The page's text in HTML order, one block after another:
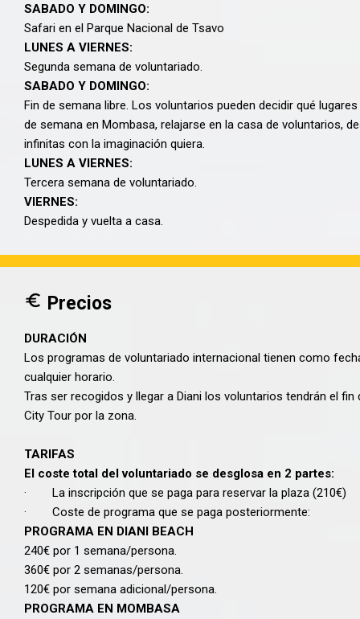
SABADO Y DOMINGO:
Safari en el Parque Nacional de Tsavo
LUNES A VIERNES:
Segunda semana de voluntariado.
SABADO Y DOMINGO:
Fin de semana libre. Los voluntarios pueden decidir qué
de semana en Mombasa, relajarse en la casa de voluntarios,
infinitas con la imaginación quiera.
LUNES A VIERNES:
Tercera semana de voluntariado.
VIERNES:
Despedida y vuelta a casa.
Precios
DURACIÓN
Los programas de voluntariado internacional tienen como
cualquier horario.
Tras ser recogidos y llegar a Diani los voluntarios tendrán el
City Tour por la zona.
TARIFAS
El coste total del voluntariado se desglosa en 2 partes:
· La inscripción que se paga para reservar la plaza (210€)
· Coste de programa que se paga posteriormente:
PROGRAMA EN DIANI BEACH
240€ por 1 semana/persona.
360€ por 2 semanas/persona.
120€ por semana adicional/persona.
PROGRAMA EN MOMBASA